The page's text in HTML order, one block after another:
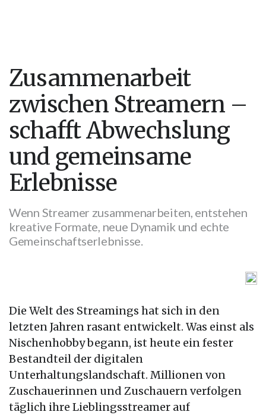
Zusammenarbeit
zwischen Streamern –
schafft Abwechslung
und gemeinsame
Erlebnisse
Wenn Streamer zusammenarbeiten, entstehen
kreative Formate, neue Dynamik und echte
Gemeinschaftserlebnisse.
Die Welt des Streamings hat sich in den
letzten Jahren rasant entwickelt. Was einst als
Nischenhobby begann, ist heute ein fester
Bestandteil der digitalen
Unterhaltungslandschaft. Millionen von
Zuschauerinnen und Zuschauern verfolgen
täglich ihre Lieblingsstreamer auf